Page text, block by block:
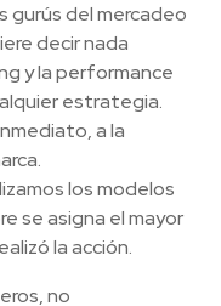
gurús del mercadeo
decir nada
y la performance
estrategia.
a la
los modelos
se asigna el mayor
la acción.
no